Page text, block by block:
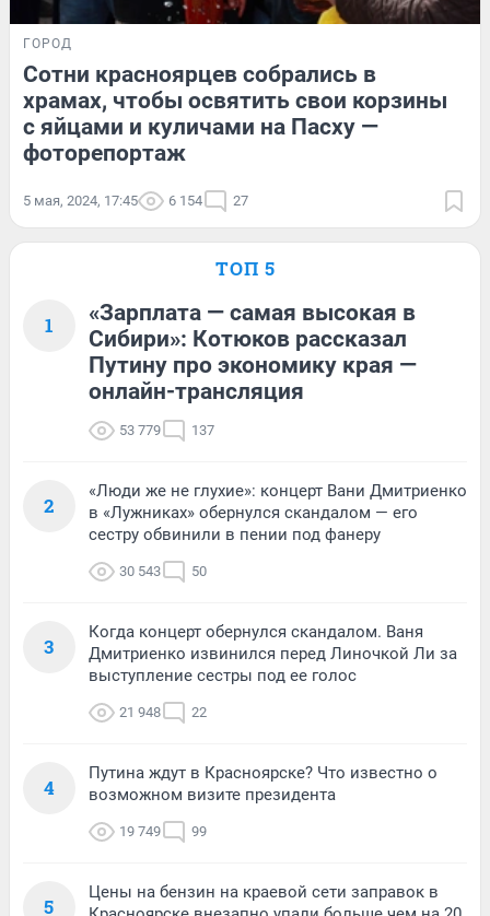
ГОРОД
Сотни красноярцев собрались в
храмах, чтобы освятить свои корзины
с яйцами и куличами на Пасху —
фоторепортаж
5 мая, 2024, 17:45 6 154 27
ТОП 5
1
«Зарплата — самая высокая в
Сибири»: Котюков рассказал
Путину про экономику края —
онлайн-трансляция
53 779 137
2
«Люди же не глухие»: концерт Вани Дмитриенко
в «Лужниках» обернулся скандалом — его
сестру обвинили в пении под фанеру
30 543 50
3
Когда концерт обернулся скандалом. Ваня
Дмитриенко извинился перед Линочкой Ли за
выступление сестры под ее голос
21 948 22
4
Путина ждут в Красноярске? Что известно о
возможном визите президента
19 749 99
5
Цены на бензин на краевой сети заправок в